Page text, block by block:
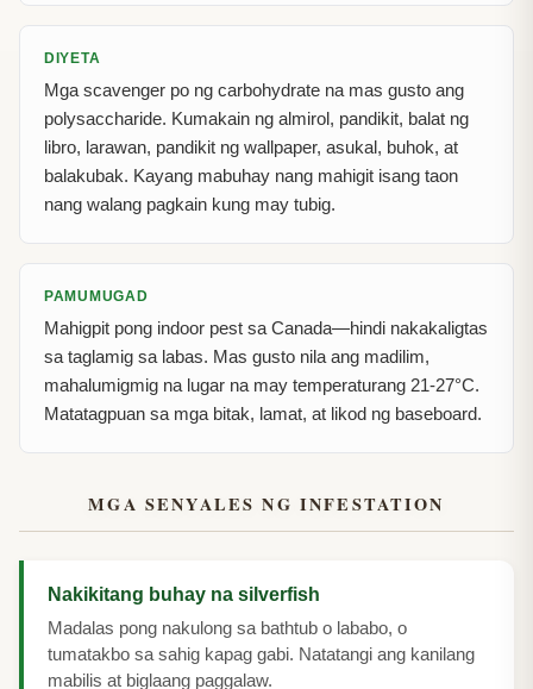
DIYETA
Mga scavenger po ng carbohydrate na mas gusto ang
polysaccharide. Kumakain ng almirol, pandikit, balat ng
libro, larawan, pandikit ng wallpaper, asukal, buhok, at
balakubak. Kayang mabuhay nang mahigit isang taon
nang walang pagkain kung may tubig.
PAMUMUGAD
Mahigpit pong indoor pest sa Canada—hindi nakakaligtas
sa taglamig sa labas. Mas gusto nila ang madilim,
mahalumigmig na lugar na may temperaturang 21-27°C.
Matatagpuan sa mga bitak, lamat, at likod ng baseboard.
MGA SENYALES NG INFESTATION
Nakikitang buhay na silverfish
Madalas pong nakulong sa bathtub o lababo, o
tumatakbo sa sahig kapag gabi. Natatangi ang kanilang
mabilis at biglaang paggalaw.